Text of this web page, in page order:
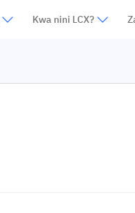
Kwa nini LCX?